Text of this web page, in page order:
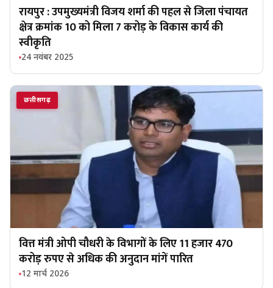
रायपुर : उपमुख्यमंत्री विजय शर्मा की पहल से जिला पंचायत
क्षेत्र क्रमांक 10 को मिला 7 करोड़ के विकास कार्य की
स्वीकृति
24 नवंबर 2025
छत्तीसगढ़
वित्त मंत्री ओपी चौधरी के विभागों के लिए 11 हजार 470
करोड़ रुपए से अधिक की अनुदान मांगें पारित
12 मार्च 2026